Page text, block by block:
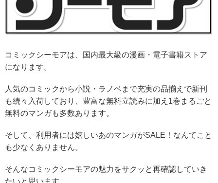
コミックシーモアは、国内最大級の漫画・電子書籍ストア
になります。
人気のコミックから小説・ラノベまで充実の品揃えで新刊
も続々入荷しており、豊富な無料立読みに加え1巻まるごと
無料のマンガも多数あります。
そして、利用者には嬉しいあのマンガがSALE！なんてこと
も少なくありません。
そんなコミックシーモアの魅力をサクッと再確認していき
たいと思います。